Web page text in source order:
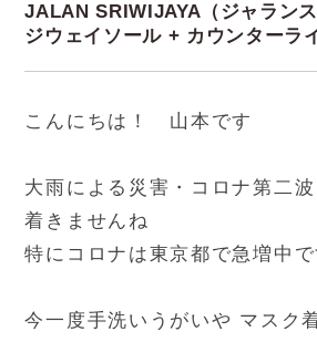
JALAN SRIWIJAYA（ジャラン
ジウェイソール + カウンターラ
こんにちは！ 山本です
大雨による災害・コロナ第二
着きませんね
特にコロナは東京都で急増中で
今一度手洗いうがいや マスク